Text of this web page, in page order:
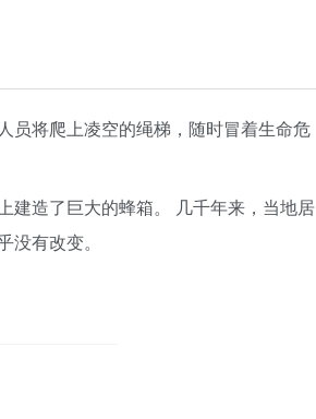
员将爬上凌空的绳梯，随时冒着生命危
建造了巨大的蜂箱。 几千年来，当地居
有改变。